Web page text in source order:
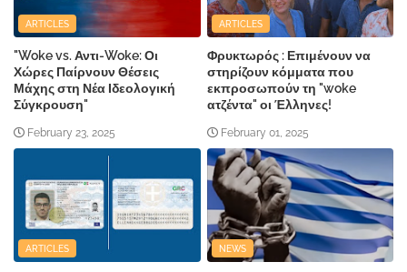
ARTICLES
"Woke vs. Αντι-Woke: Οι
Χώρες Παίρνουν Θέσεις
Μάχης στη Νέα Ιδεολογική
Σύγκρουση"
February 23, 2025
ARTICLES
Φρυκτωρός : Επιμένουν να
στηρίζουν κόμματα που
εκπροσωπούν τη "woke
ατζέντα" οι Έλληνες!
February 01, 2025
ARTICLES NEWS